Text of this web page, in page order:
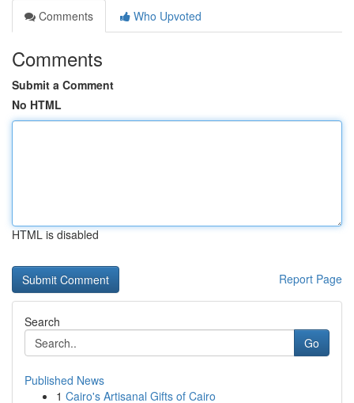
Comments
Who Upvoted
Comments
Submit a Comment
No HTML
HTML is disabled
Report Page
Search
Go
Published News
1 Cairo's Artisanal Gifts of Cairo